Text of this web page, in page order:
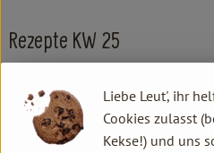
Einkaufen
Aktuelles
Rezepte KW 25
KW 25
Kontakt allgemein
Liebe Leut', ihr
Cookies zulasst
Kekse!) und uns